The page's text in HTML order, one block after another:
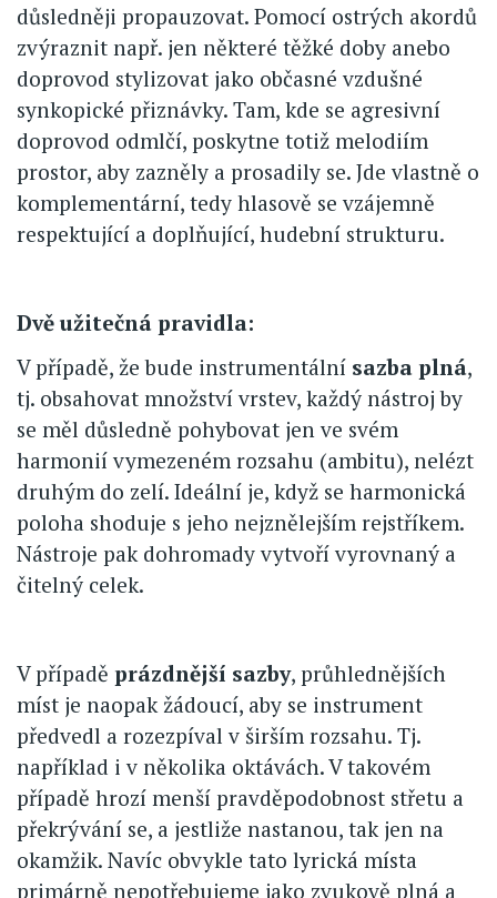
důsledněji propauzovat. Pomocí ostrých akordů
zvýraznit např. jen některé těžké doby anebo
doprovod stylizovat jako občasné vzdušné
synkopické přiznávky. Tam, kde se agresivní
doprovod odmlčí, poskytne totiž melodiím
prostor, aby zazněly a prosadily se. Jde vlastně o
komplementární, tedy hlasově se vzájemně
respektující a doplňující, hudební strukturu.
Dvě užitečná pravidla:
V případě, že bude instrumentální sazba plná,
tj. obsahovat množství vrstev, každý nástroj by
se měl důsledně pohybovat jen ve svém
harmonií vymezeném rozsahu (ambitu), nelézt
druhým do zelí. Ideální je, když se harmonická
poloha shoduje s jeho nejznělejším rejstříkem.
Nástroje pak dohromady vytvoří vyrovnaný a
čitelný celek.
V případě prázdnější sazby, průhlednějších
míst je naopak žádoucí, aby se instrument
předvedl a rozezpíval v širším rozsahu. Tj.
například i v několika oktávách. V takovém
případě hrozí menší pravděpodobnost střetu a
překrývání se, a jestliže nastanou, tak jen na
okamžik. Navíc obvykle tato lyrická místa
primárně nepotřebujeme jako zvukově plná a